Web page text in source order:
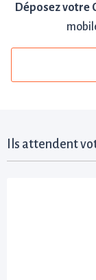
Déposez votre
Ils attendent